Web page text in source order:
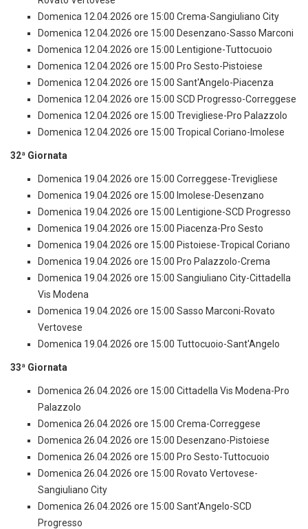
Domenica 12.04.2026 ore 15:00 Crema-Sangiuliano City
Domenica 12.04.2026 ore 15:00 Desenzano-Sasso Marconi
Domenica 12.04.2026 ore 15:00 Lentigione-Tuttocuoio
Domenica 12.04.2026 ore 15:00 Pro Sesto-Pistoiese
Domenica 12.04.2026 ore 15:00 Sant'Angelo-Piacenza
Domenica 12.04.2026 ore 15:00 SCD Progresso-Correggese
Domenica 12.04.2026 ore 15:00 Trevigliese-Pro Palazzolo
Domenica 12.04.2026 ore 15:00 Tropical Coriano-Imolese
32ª Giornata
Domenica 19.04.2026 ore 15:00 Correggese-Trevigliese
Domenica 19.04.2026 ore 15:00 Imolese-Desenzano
Domenica 19.04.2026 ore 15:00 Lentigione-SCD Progresso
Domenica 19.04.2026 ore 15:00 Piacenza-Pro Sesto
Domenica 19.04.2026 ore 15:00 Pistoiese-Tropical Coriano
Domenica 19.04.2026 ore 15:00 Pro Palazzolo-Crema
Domenica 19.04.2026 ore 15:00 Sangiuliano City-Cittadella
Vis Modena
Domenica 19.04.2026 ore 15:00 Sasso Marconi-Rovato
Vertovese
Domenica 19.04.2026 ore 15:00 Tuttocuoio-Sant'Angelo
33ª Giornata
Domenica 26.04.2026 ore 15:00 Cittadella Vis Modena-Pro
Palazzolo
Domenica 26.04.2026 ore 15:00 Crema-Correggese
Domenica 26.04.2026 ore 15:00 Desenzano-Pistoiese
Domenica 26.04.2026 ore 15:00 Pro Sesto-Tuttocuoio
Domenica 26.04.2026 ore 15:00 Rovato Vertovese-
Sangiuliano City
Domenica 26.04.2026 ore 15:00 Sant'Angelo-SCD
Progresso